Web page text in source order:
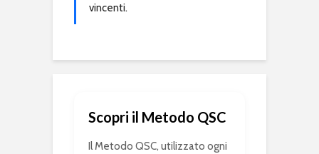
vincenti.
Scopri il Metodo QSC
Il Metodo QSC, utilizzato ogni